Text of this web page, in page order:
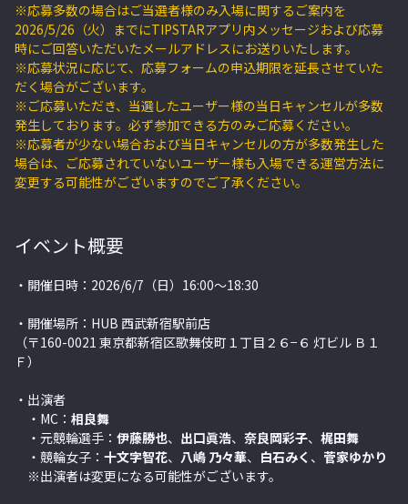
※応募多数の場合はご当選者様のみ入場に関するご案内を
2026/5/26（火）までにTIPSTARアプリ内メッセージおよび応募
時にご回答いただいたメールアドレスにお送りいたします。
※応募状況に応じて、応募フォームの申込期限を延長させていた
だく場合がございます。
※ご応募いただき、当選したユーザー様の当日キャンセルが多数
発生しております。必ず参加できる方のみご応募ください。
※応募者が少ない場合および当日キャンセルの方が多数発生した
場合は、ご応募されていないユーザー様も入場できる運営方法に
変更する可能性がございますのでご了承ください。
イベント概要
・開催日時：2026/6/7（日）16:00～18:30
・開催場所：HUB 西武新宿駅前店
（〒160-0021 東京都新宿区歌舞伎町１丁目２６−６ 灯ビル Ｂ１
Ｆ）
・出演者
・MC： 相良舞
・元競輪選手： 伊藤勝也、 出口眞浩、 奈良岡彩子、 梶田舞
・競輪女子： 十文字智花、 八嶋 乃々華、 白石みく 、 菅家ゆかり
※出演者は変更になる可能性がございます。